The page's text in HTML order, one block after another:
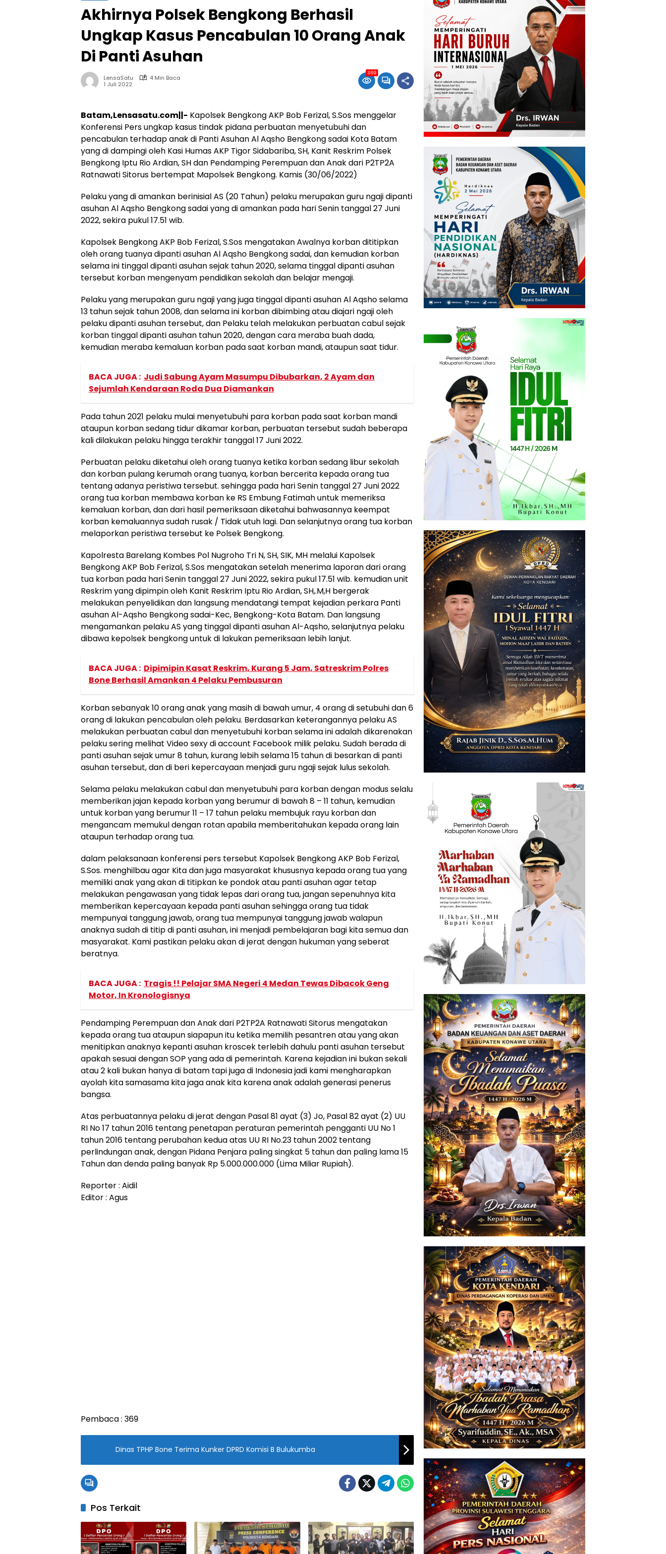
Akhirnya Polsek Bengkong Berhasil
Ungkap Kasus Pencabulan 10 Orang Anak
Di Panti Asuhan
LensaSatu
4 Min Baca
1 Juli 2022
369
Batam,Lensasatu.com||- Kapolsek Bengkong AKP Bob Ferizal, S.Sos menggelar
Konferensi Pers ungkap kasus tindak pidana perbuatan menyetubuhi dan
pencabulan terhadap anak di Panti Asuhan Al Aqsho Bengkong sadai Kota Batam
yang di dampingi oleh Kasi Humas AKP Tigor Sidabariba, SH, Kanit Reskrim Polsek
Bengkong Iptu Rio Ardian, SH dan Pendamping Perempuan dan Anak dari P2TP2A
Ratnawati Sitorus bertempat Mapolsek Bengkong. Kamis (30/06/2022)
Pelaku yang di amankan berinisial AS (20 Tahun) pelaku merupakan guru ngaji dipanti
asuhan Al Aqsho Bengkong sadai yang di amankan pada hari Senin tanggal 27 Juni
2022, sekira pukul 17.51 wib.
Kapolsek Bengkong AKP Bob Ferizal, S.Sos mengatakan Awalnya korban dititipkan
oleh orang tuanya dipanti asuhan Al Aqsho Bengkong sadai, dan kemudian korban
selama ini tinggal dipanti asuhan sejak tahun 2020, selama tinggal dipanti asuhan
tersebut korban mengenyam pendidikan sekolah dan belajar mengaji.
Pelaku yang merupakan guru ngaji yang juga tinggal dipanti asuhan Al Aqsho selama
13 tahun sejak tahun 2008, dan selama ini korban dibimbing atau diajari ngaji oleh
pelaku dipanti asuhan tersebut, dan Pelaku telah melakukan perbuatan cabul sejak
korban tinggal dipanti asuhan tahun 2020, dengan cara meraba buah dada,
kemudian meraba kemaluan korban pada saat korban mandi, ataupun saat tidur.
BACA JUGA : Judi Sabung Ayam Masumpu Dibubarkan, 2 Ayam dan
Sejumlah Kendaraan Roda Dua Diamankan
Pada tahun 2021 pelaku mulai menyetubuhi para korban pada saat korban mandi
ataupun korban sedang tidur dikamar korban, perbuatan tersebut sudah beberapa
kali dilakukan pelaku hingga terakhir tanggal 17 Juni 2022.
Perbuatan pelaku diketahui oleh orang tuanya ketika korban sedang libur sekolah
dan korban pulang kerumah orang tuanya, korban bercerita kepada orang tua
tentang adanya peristiwa tersebut. sehingga pada hari Senin tanggal 27 Juni 2022
orang tua korban membawa korban ke RS Embung Fatimah untuk memeriksa
kemaluan korban, dan dari hasil pemeriksaan diketahui bahwasannya keempat
korban kemaluannya sudah rusak / Tidak utuh lagi. Dan selanjutnya orang tua korban
melaporkan peristiwa tersebut ke Polsek Bengkong.
Kapolresta Barelang Kombes Pol Nugroho Tri N, SH, SIK, MH melalui Kapolsek
Bengkong AKP Bob Ferizal, S.Sos mengatakan setelah menerima laporan dari orang
tua korban pada hari Senin tanggal 27 Juni 2022, sekira pukul 17.51 wib. kemudian unit
Reskrim yang dipimpin oleh Kanit Reskrim Iptu Rio Ardian, SH,.M,H bergerak
melakukan penyelidikan dan langsung mendatangi tempat kejadian perkara Panti
asuhan Al-Aqsho Bengkong sadai-Kec, Bengkong-Kota Batam. Dan langsung
mengamankan pelaku AS yang tinggal dipanti asuhan Al-Aqsho, selanjutnya pelaku
dibawa kepolsek bengkong untuk di lakukan pemeriksaan lebih lanjut.
BACA JUGA : Dipimipin Kasat Reskrim, Kurang 5 Jam, Satreskrim Polres
Bone Berhasil Amankan 4 Pelaku Pembusuran
Korban sebanyak 10 orang anak yang masih di bawah umur, 4 orang di setubuhi dan 6
orang di lakukan pencabulan oleh pelaku. Berdasarkan keterangannya pelaku AS
melakukan perbuatan cabul dan menyetubuhi korban selama ini adalah dikarenakan
pelaku sering melihat Video sexy di account Facebook milik pelaku. Sudah berada di
panti asuhan sejak umur 8 tahun, kurang lebih selama 15 tahun di besarkan di panti
asuhan tersebut, dan di beri kepercayaan menjadi guru ngaji sejak lulus sekolah.
Selama pelaku melakukan cabul dan menyetubuhi para korban dengan modus selalu
memberikan jajan kepada korban yang berumur di bawah 8 – 11 tahun, kemudian
untuk korban yang berumur 11 – 17 tahun pelaku membujuk rayu korban dan
mengancam memukul dengan rotan apabila memberitahukan kepada orang lain
ataupun terhadap orang tua.
dalam pelaksanaan konferensi pers tersebut Kapolsek Bengkong AKP Bob Ferizal,
S.Sos. menghilbau agar Kita dan juga masyarakat khususnya kepada orang tua yang
memiliki anak yang akan di titipkan ke pondok atau panti asuhan agar tetap
melakukan pengawasan yang tidak lepas dari orang tua, jangan sepenuhnya kita
memberikan kepercayaan kepada panti asuhan sehingga orang tua tidak
mempunyai tanggung jawab, orang tua mempunyai tanggung jawab walapun
anaknya sudah di titip di panti asuhan, ini menjadi pembelajaran bagi kita semua dan
masyarakat. Kami pastikan pelaku akan di jerat dengan hukuman yang seberat
beratnya.
BACA JUGA : Tragis !! Pelajar SMA Negeri 4 Medan Tewas Dibacok Geng
Motor, In Kronologisnya
Pendamping Perempuan dan Anak dari P2TP2A Ratnawati Sitorus mengatakan
kepada orang tua ataupun siapapun itu ketika memilih pesantren atau yang akan
menitipkan anaknya kepanti asuhan kroscek terlebih dahulu panti asuhan tersebut
apakah sesuai dengan SOP yang ada di pemerintah. Karena kejadian ini bukan sekali
atau 2 kali bukan hanya di batam tapi juga di Indonesia jadi kami mengharapkan
ayolah kita samasama kita jaga anak kita karena anak adalah generasi penerus
bangsa.
Atas perbuatannya pelaku di jerat dengan Pasal 81 ayat (3) Jo, Pasal 82 ayat (2) UU
RI No 17 tahun 2016 tentang penetapan peraturan pemerintah pengganti UU No 1
tahun 2016 tentang perubahan kedua atas UU RI No.23 tahun 2002 tentang
perlindungan anak, dengan Pidana Penjara paling singkat 5 tahun dan paling lama 15
Tahun dan denda paling banyak Rp 5.000.000.000 (Lima Miliar Rupiah).
Reporter : Aidil
Editor : Agus
Pembaca : 369
Dinas TPHP Bone Terima Kunker DPRD Komisi B Bulukumba
Pos Terkait